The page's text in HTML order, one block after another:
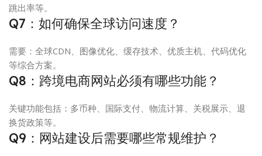
跳出率等。
Q7：如何确保全球访问速度？
需要：全球CDN、图像优化、缓存技术、优质主机、代码优化
等综合方案。
Q8：跨境电商网站必须有哪些功能？
关键功能包括：多币种、国际支付、物流计算、关税展示、退
换货政策等。
Q9：网站建设后需要哪些常规维护？